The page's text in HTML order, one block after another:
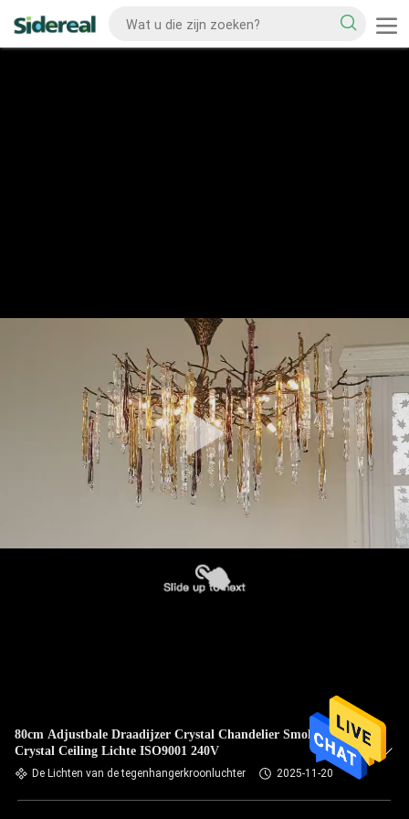
80cm Adjustbale Draadijzer Crystal Chandelier Smoked
Crystal Ceiling Lichte ISO9001 240V
De Lichten van de tegenhangerkroonluchter 2025-11-20